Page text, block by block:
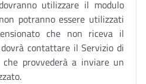
utilizzare il modulo
potranno essere utilizzati
che non riceva il
contattare il Servizio di
che provvederà a inviare un